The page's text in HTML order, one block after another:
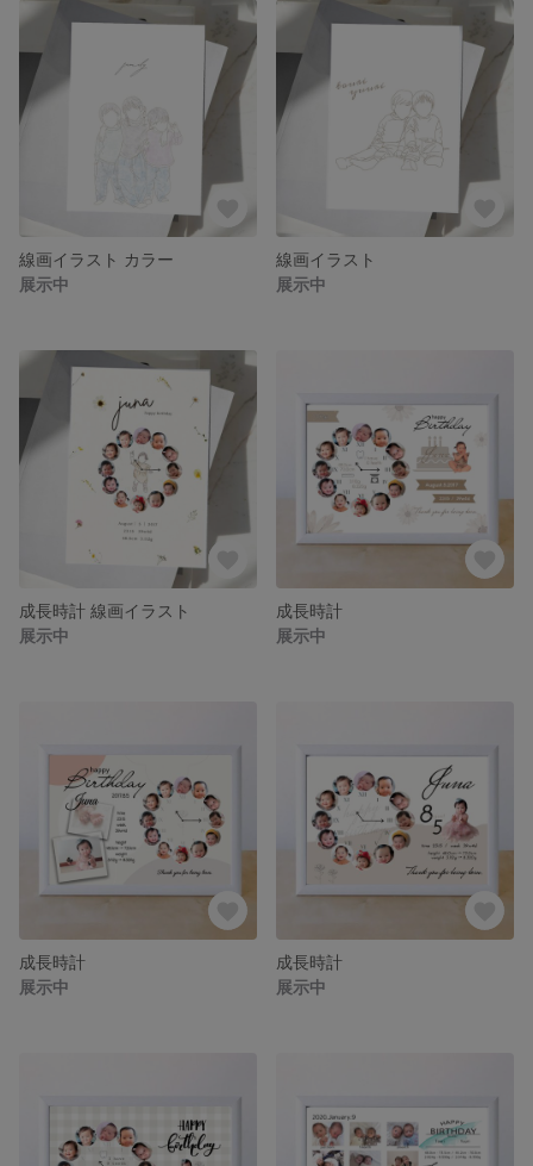
線画イラスト カラー
展示中
線画イラスト
展示中
成長時計 線画イラスト
展示中
成長時計
展示中
成長時計
展示中
成長時計
展示中